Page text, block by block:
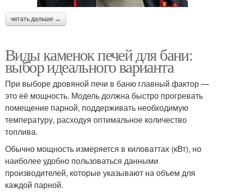
читать дальше →
Виды каменок печей для бани:
выбор идеального варианта
При выборе дровяной печи в баню главный фактор —
это её мощность. Модель должна быстро прогревать
помещение парной, поддерживать необходимую
температуру, расходуя оптимальное количество
топлива.
Обычно мощность измеряется в киловаттах (кВт), но
наиболее удобно пользоваться данными
производителей, которые указывают на объем для
каждой парной.